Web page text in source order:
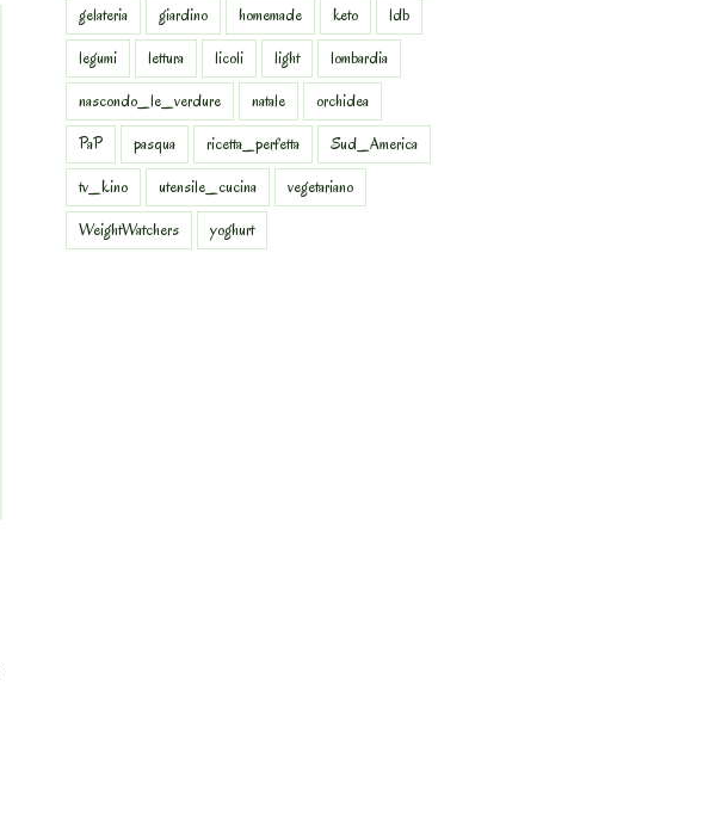
gelateria
giardino homemade keto
ldb
legumi
lettura licoli light
lombardia
nascondo_le_verdure
natale
orchidea
PaP
pasqua ricetta_perfetta
Sud_America
tv_kino
utensile_cucina
vegetariano
WeightWatchers
yoghurt